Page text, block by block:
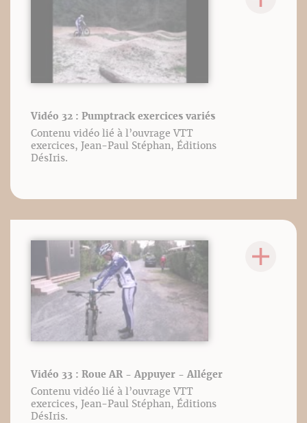
Vidéo 32 : Pumptrack exercices variés
Contenu vidéo lié à l’ouvrage VTT
exercices, Jean-Paul Stéphan, Éditions
DésIris.
Vidéo 33 : Roue AR - Appuyer - Alléger
Contenu vidéo lié à l’ouvrage VTT
exercices, Jean-Paul Stéphan, Éditions
DésIris.